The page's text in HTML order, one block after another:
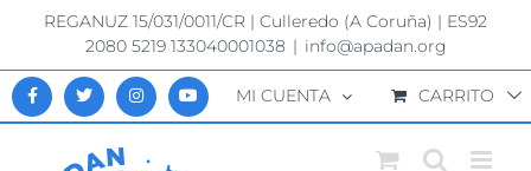
Saltar
contenido
REGANUZ 15/031/0011/CR | Culleredo (A Coruña) | ES92
2080 5219 133040001038 | info@apadan.org
MI CUENTA CARRITO